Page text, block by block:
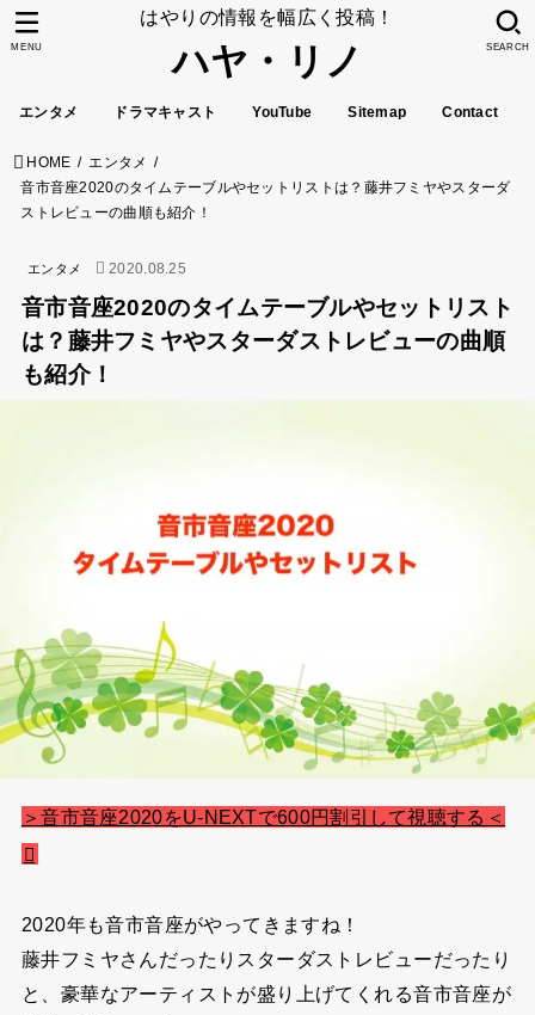
はやりの情報を幅広く投稿！
ハヤ・リノ
エンタメ ドラマキャスト YouTube Sitemap Contact
SEARCH
MENU
HOME
エンタメ
音市音座2020のタイムテーブルやセットリストは？藤井フミヤやスターダ
ストレビューの曲順も紹介！
エンタメ 2020.08.25
音市音座2020のタイムテーブルやセットリスト
は？藤井フミヤやスターダストレビューの曲順
も紹介！
＞音市音座2020をU-NEXTで600円割引して視聴する＜
2020年も音市音座がやってきますね！
藤井フミヤさんだったりスターダストレビューだったり
と、豪華なアーティストが盛り上げてくれる音市音座が